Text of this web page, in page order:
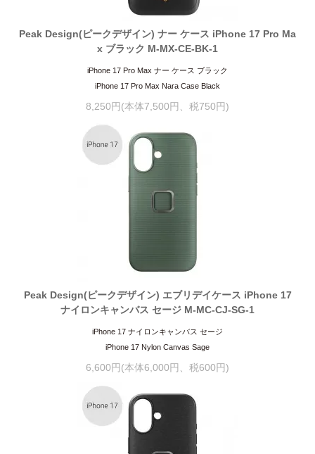
Peak Design(ピークデザイン) ナー ケース iPhone 17 Pro Ma
x ブラック M-MX-CE-BK-1
iPhone 17 Pro Max ナー ケース ブラック
iPhone 17 Pro Max Nara Case Black
8,250円(本体7,500円、税750円)
Peak Design(ピークデザイン) エブリデイケース iPhone 17
ナイロンキャンバス セージ M-MC-CJ-SG-1
iPhone 17 ナイロンキャンバス セージ
iPhone 17 Nylon Canvas Sage
6,600円(本体6,000円、税600円)